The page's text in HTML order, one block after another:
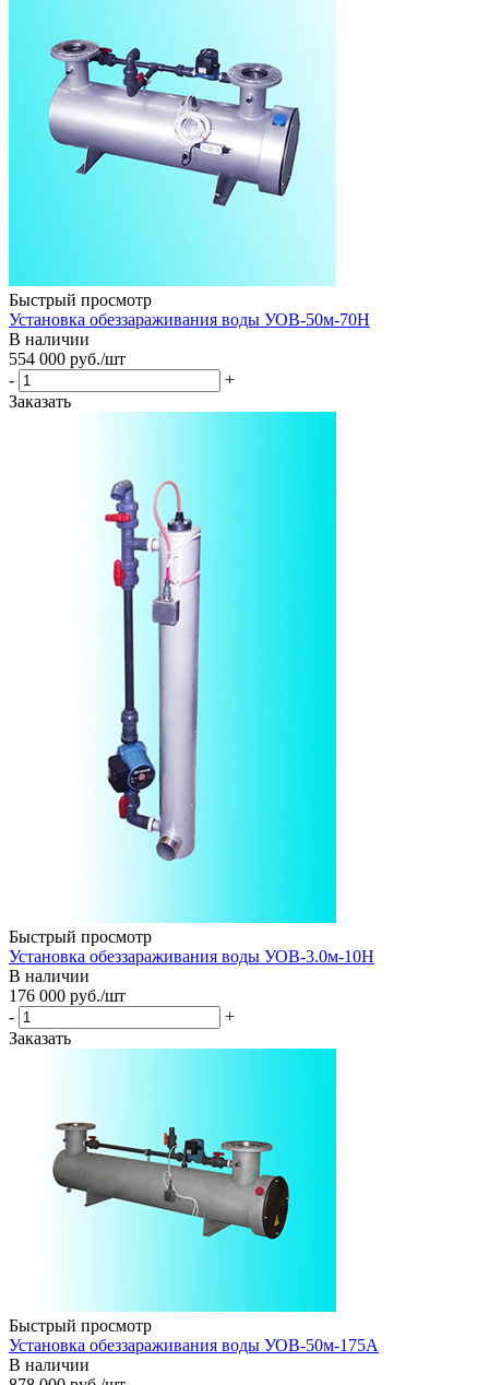
Быстрый просмотр
Установка обеззараживания воды УОВ-50м-70Н
В наличии
554 000 руб./шт
-
+
Заказать
Быстрый просмотр
Установка обеззараживания воды УОВ-3.0м-10H
В наличии
176 000 руб./шт
-
+
Заказать
Быстрый просмотр
Установка обеззараживания воды УОВ-50м-175А
В наличии